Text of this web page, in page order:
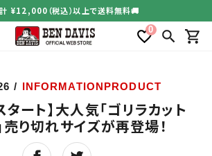
¥12,000（税込）以上で送料無料🚚
0
検索 カ
/ INFORMATIONPRODUCT
タート】大人気「ゴリラカット
り切れサイズが再登場！